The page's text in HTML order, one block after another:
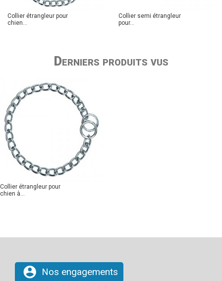
Collier étrangleur pour
chien...
Collier semi étrangleur
pour...
Derniers produits vus
Collier étrangleur pour
chien à...
account_circle Nos engagements